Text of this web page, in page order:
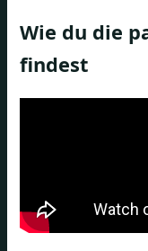
Wie du die
findest